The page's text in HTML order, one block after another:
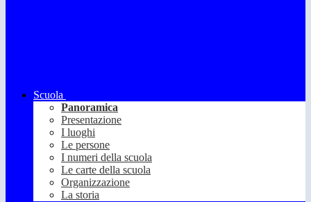
Scuola
Panoramica
Presentazione
I luoghi
Le persone
I numeri della scuola
Le carte della scuola
Organizzazione
La storia